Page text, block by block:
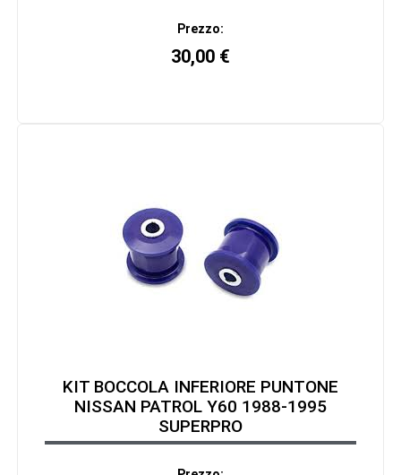
Prezzo:
30,00 €
KIT BOCCOLA INFERIORE PUNTONE
NISSAN PATROL Y60 1988-1995
SUPERPRO